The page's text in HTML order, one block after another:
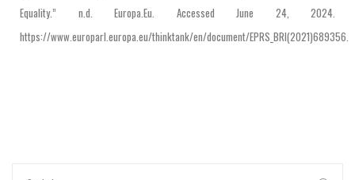
Equality.” n.d. Europa.Eu. Accessed June 24, 2024.
https://www.europarl.europa.eu/thinktank/en/document/EPRS_BRI(2021)689356.